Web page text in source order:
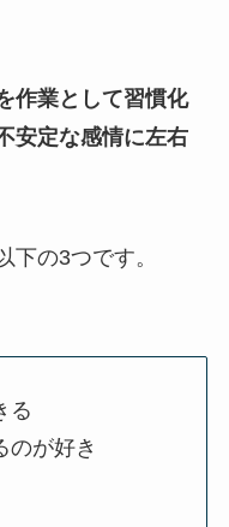
作業として習慣化
安定な感情に左右
下の3つです。
る
のが好き